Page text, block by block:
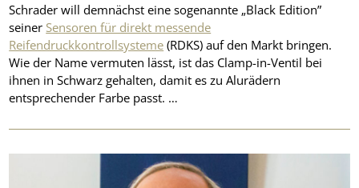
Schrader will demnächst eine sogenannte „Black Edition”
seiner Sensoren für direkt messende
Reifendruckkontrollsysteme (RDKS) auf den Markt bringen.
Wie der Name vermuten lässt, ist das Clamp-in-Ventil bei
ihnen in Schwarz gehalten, damit es zu Alurädern
entsprechender Farbe passt. …